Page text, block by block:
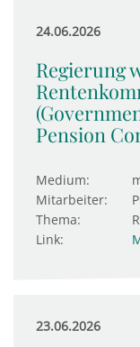
24.06.2026
Regierung
Pension
Medium:
Mitarbeiter:
Thema:
Link:
23.06.2026